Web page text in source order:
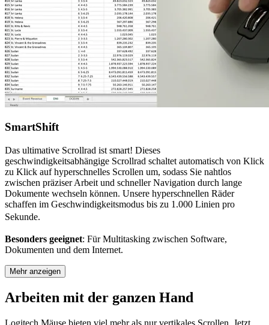
SmartShift
Das ultimative Scrollrad ist smart! Dieses
geschwindigkeitsabhängige Scrollrad schaltet automatisch von Klick
zu Klick auf hyperschnelles Scrollen um, sodass Sie nahtlos
zwischen präziser Arbeit und schneller Navigation durch lange
Dokumente wechseln können. Unsere hyperschnellen Räder
schaffen im Geschwindigkeitsmodus bis zu 1.000 Linien pro
Sekunde.
Besonders geeignet: Für Multitasking zwischen Software,
Dokumenten und dem Internet.
Mehr anzeigen
Arbeiten mit der ganzen Hand
Logitech Mäuse bieten viel mehr als nur vertikales Scrollen. Jetzt